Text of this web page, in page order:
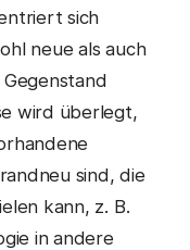
sich
neue als auch
wird überlegt,
sind, die
kann, z. B.
in andere